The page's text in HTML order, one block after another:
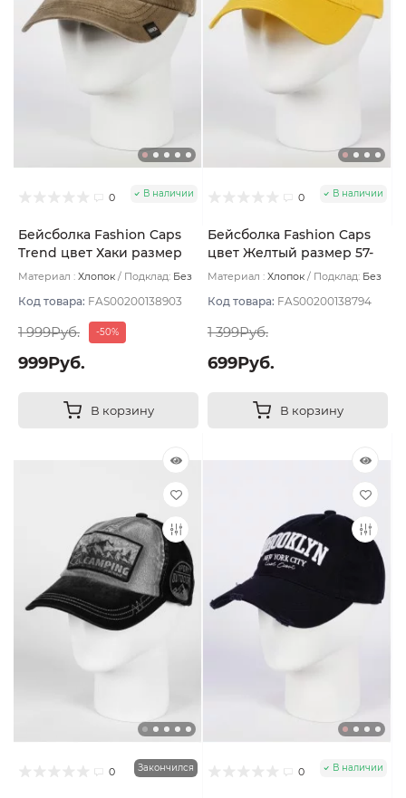
0 В наличии
Бейсболка Fashion Caps
Trend цвет Хаки размер
57-58
Материал : Хлопок Подклад: Без
Код товара: FAS00200138903
1 999Руб. -50%
999Руб.
В корзину
0 В наличии
Бейсболка Fashion Caps
цвет Желтый размер 57-
59
Материал : Хлопок Подклад: Без
Код товара: FAS00200138794
1 399Руб.
699Руб.
В корзину
0 Закончился 0 В наличии